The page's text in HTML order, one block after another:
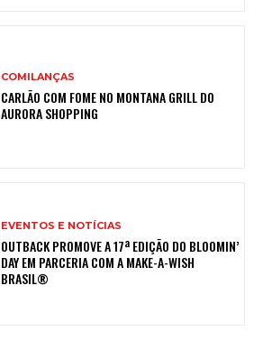
COMILANÇAS
CARLÃO COM FOME NO MONTANA GRILL DO
AURORA SHOPPING
EVENTOS E NOTÍCIAS
OUTBACK PROMOVE A 17ª EDIÇÃO DO BLOOMIN’
DAY EM PARCERIA COM A MAKE-A-WISH
BRASIL®